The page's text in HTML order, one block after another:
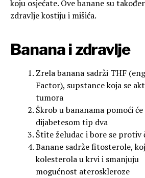
koju osjećate. Ove banane su
zdravlje kostiju i mišića.
Banana i zdravlje
Zrela banana sadrži THF
Factor), supstance koja se
tumora
Škrob u bananama pomoći
dijabetesom tip dva
Štite želudac i bore se protiv
Banane sadrže fitosterole,
kolesterola u krvi i smanjuju
mogućnost ateroskleroze